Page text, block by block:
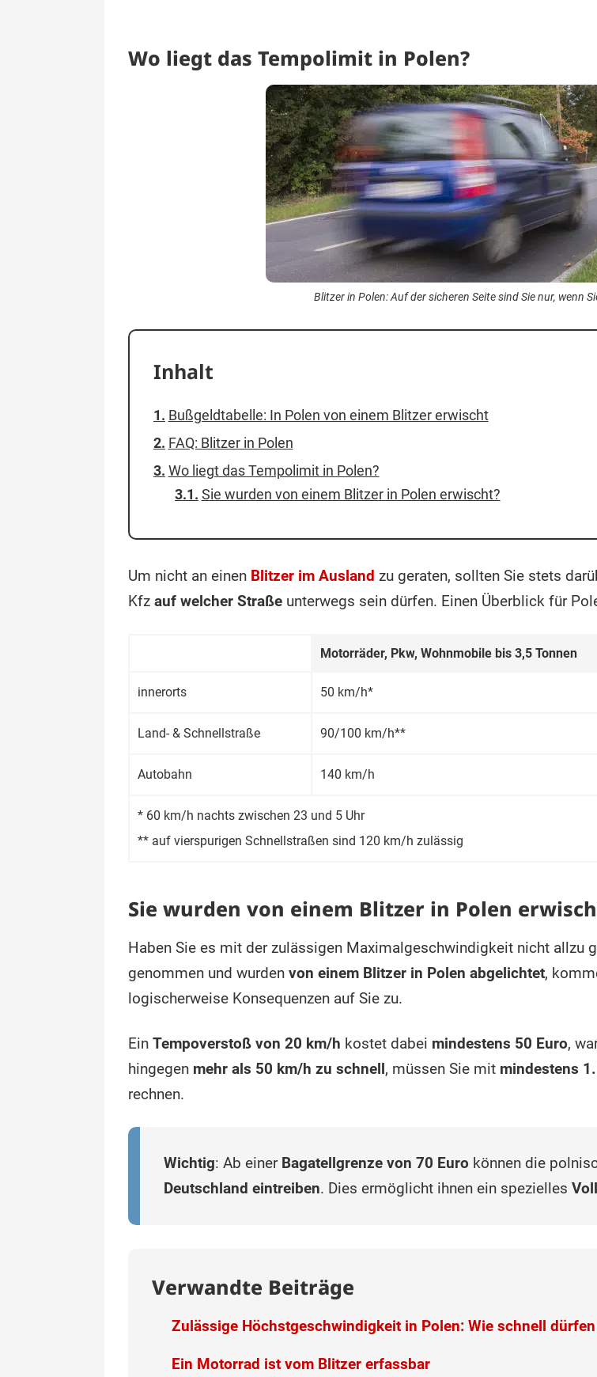
Wo liegt das Tempolimit in Polen?
Blitzer in Polen: Auf der sicheren Seite sind Sie nur, wenn
Inhalt
Bußgeldtabelle: In Polen von einem Blitzer erwischt
FAQ: Blitzer in Polen
Wo liegt das Tempolimit in Polen?
Sie wurden von einem Blitzer in Polen erwischt?
Um nicht an einen Blitzer im Ausland zu geraten, sollten Sie stets
Kfz auf welcher Straße unterwegs sein dürfen. Einen Überblick für
Motor­räder, Pkw, Wohn­mobile bis 3,5 Ton­nen
inner­orts 50 km/h*
Land- & Schnell­straße 90/100 km/h**
Auto­bahn 140 km/h
* 60 km/h nachts zwischen 23 und 5 Uhr
** auf vier­spurigen Schnell­straßen sind 120 km/h zu­lässig
Sie wurden von einem Blitzer in Polen
Haben Sie es mit der zulässigen Maximalgeschwindigkeit nicht allzu
genommen und wurden von einem Blitzer in Polen abgelichtet,
logischerweise Konsequenzen auf Sie zu.
Ein Tempoverstoß von 20 km/h kostet dabei mindestens 50 Euro,
hingegen mehr als 50 km/h zu schnell, müssen Sie mit mindestens
rechnen.
Wichtig: Ab einer Bagatellgrenze von 70 Euro können die
Deutschland eintreiben. Dies ermöglicht ihnen ein spezielles
Verwandte Beiträge
Zulässige Höchstgeschwindigkeit in Polen: Wie schnell
Ein Motorrad ist vom Blitzer erfassbar